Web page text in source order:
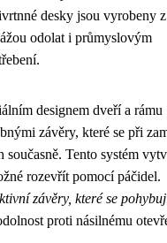
desky jsou vyrobeny z
odolat i průmyslovým
designem dveří a rámu
závěry, které se při
Tento systém
rozevřít pomocí páčidel.
závěry, které se
proti násilnému